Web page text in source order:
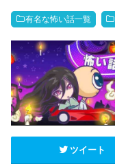
有名な怖い話一覧
ツイート